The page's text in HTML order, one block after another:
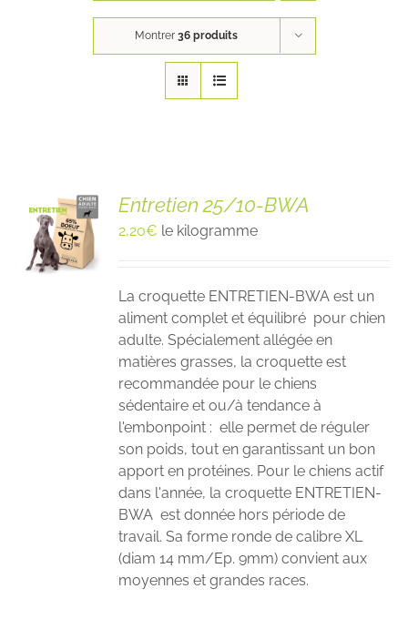
Montrer 36 produits
Entretien 25/10-BWA
2,20€ le kilogramme
La croquette ENTRETIEN-BWA est un
aliment complet et équilibré pour chien
adulte. Spécialement allégée en
matières grasses, la croquette est
recommandée pour le chiens
sédentaire et ou/à tendance à
l'embonpoint : elle permet de réguler
son poids, tout en garantissant un bon
apport en protéines. Pour le chiens actif
dans l'année, la croquette ENTRETIEN-
BWA est donnée hors période de
travail. Sa forme ronde de calibre XL
(diam 14 mm/Ep. 9mm) convient aux
moyennes et grandes races.